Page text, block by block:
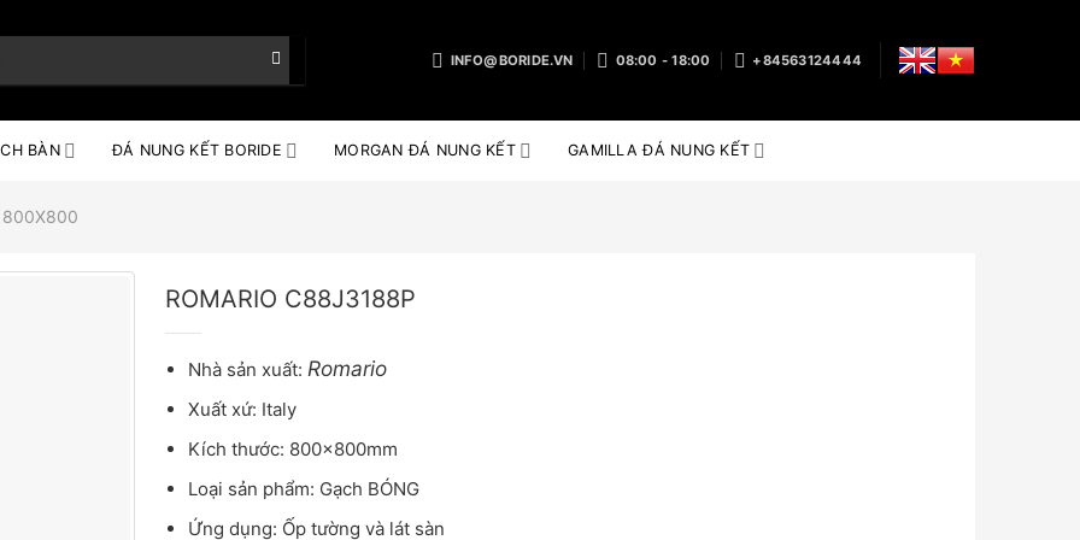
INFO@BORIDE.VN 08:00 - 18:00 +84563124444
BÀN ĐÁ NUNG KẾT BORIDE MORGAN ĐÁ NUNG KẾT GAMILLA ĐÁ NUNG KẾT
800X800
ROMARIO C88J3188P
Nhà sản xuất: Romario
Xuất xứ: Italy
Kích thước: 800x800mm
Loại sản phẩm: Gạch BÓNG
Ứng dụng: Ốp tường và lát sàn